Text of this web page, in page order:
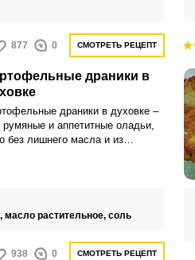
блюда.
877 0 СМОТРЕТЬ РЕЦЕПТ
драники в
драники в духовке –
румяные и аппетитные оладьи,
без лишнего масла и из
тесто на сковороду
масло растительное, соль
938 0 СМОТРЕТЬ РЕЦЕПТ